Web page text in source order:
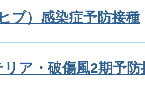
ブ）感染症予防接種
リア・破傷風2期予防